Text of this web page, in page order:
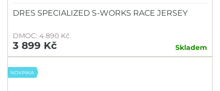
DRES SPECIALIZED S-WORKS RACE JERSEY
DMOC: 4 890 Kč
3 899 Kč Skladem
NOVINKA